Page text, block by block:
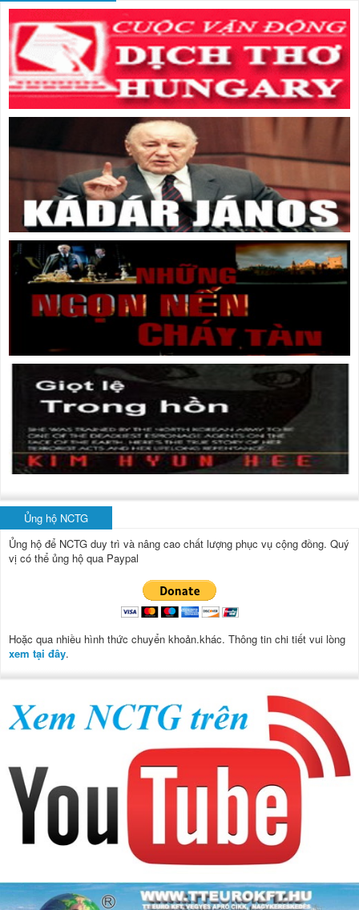
Ủng hộ NCTG
Ủng hộ để NCTG duy trì và nâng cao chất lượng phục vụ cộng đồng. Quý
vị có thể ủng hộ qua Paypal
Hoặc qua nhiều hình thức chuyển khoản.khác. Thông tin chi tiết vui lòng
xem tại đây.